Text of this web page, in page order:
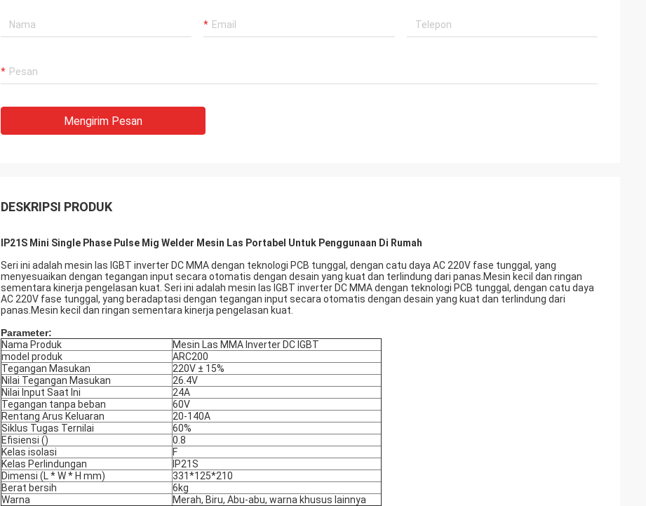
Mengirim Pesan
DESKRIPSI PRODUK
IP21S Mini Single Phase Pulse Mig Welder Mesin Las Portabel Untuk Penggunaan Di Rumah
Seri ini adalah mesin las IGBT inverter DC MMA dengan teknologi PCB tunggal, dengan catu daya AC 220V fase tunggal, yang
menyesuaikan dengan tegangan input secara otomatis dengan desain yang kuat dan terlindung dari panas.Mesin kecil dan ringan
sementara kinerja pengelasan kuat. Seri ini adalah mesin las IGBT inverter DC MMA dengan teknologi PCB tunggal, dengan catu daya
AC 220V fase tunggal, yang beradaptasi dengan tegangan input secara otomatis dengan desain yang kuat dan terlindung dari
panas.Mesin kecil dan ringan sementara kinerja pengelasan kuat.
Parameter:
Nama Produk
Mesin Las MMA Inverter DC IGBT
model produk
ARC200
Tegangan Masukan
220V ± 15%
Nilai Tegangan Masukan
26.4V
Nilai Input Saat Ini
24A
Tegangan tanpa beban
60V
Rentang Arus Keluaran
20-140A
Siklus Tugas Ternilai
60%
Efisiensi ()
0.8
Kelas isolasi
F
Kelas Perlindungan
IP21S
Dimensi (L * W * H mm)
331*125*210
Berat bersih
6kg
Warna
Merah, Biru, Abu-abu, warna khusus lainnya